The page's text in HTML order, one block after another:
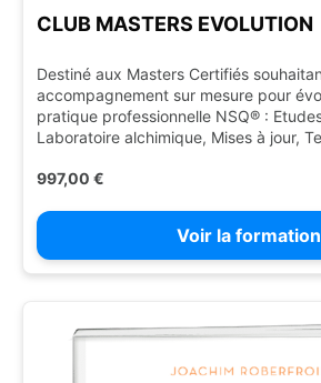
CLUB MASTERS EVOLUTION
Destiné aux Masters Certifiés
accompagnement sur mesure pour
pratique professionnelle NSQ® :
Laboratoire alchimique, Mises à jour,
997,00 €
Voir la formation